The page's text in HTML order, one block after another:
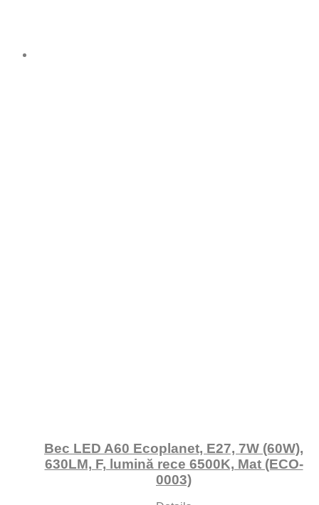
Bec LED A60 Ecoplanet, E27, 7W (60W),
630LM, F, lumină rece 6500K, Mat (ECO-
0003)